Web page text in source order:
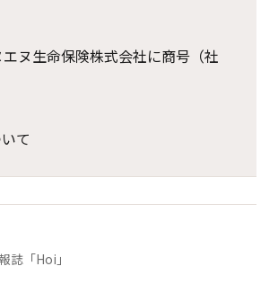
ヌ生命保険株式会社に商号（社
て
誌「Hoi」